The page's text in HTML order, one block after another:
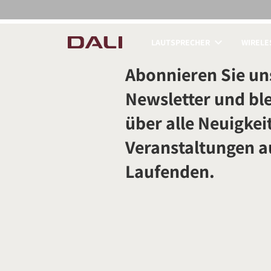
PRODUKTE
Abonnieren Sie
Newsletter und
über alle
Veranstaltungen
Laufenden.